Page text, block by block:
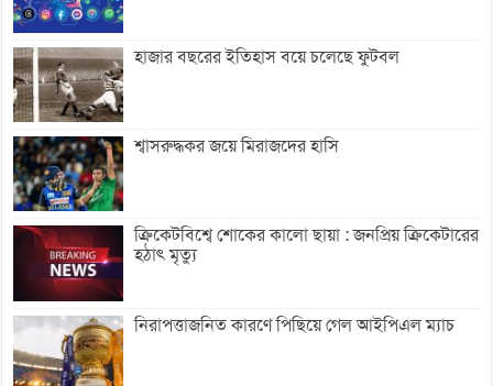
হাজার বছরের ইতিহাস বয়ে চলেছে ফুটবল
শ্বাসরুদ্ধকর জয়ে মিরাজদের হাসি
ক্রিকেটবিশ্বে শোকের কালো ছায়া : জনপ্রিয় ক্রিকেটারের
হঠাৎ মৃত্যু
নিরাপত্তাজনিত কারণে পিছিয়ে গেল আইপিএল ম্যাচ